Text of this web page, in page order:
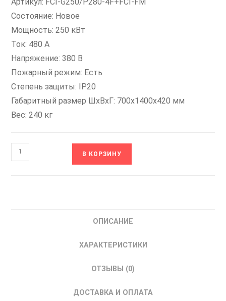
Состояние: Новое
Мощность: 250 кВт
Ток: 480 А
Напряжение: 380 В
Пожарный режим: Есть
Степень защиты: IP20
Габаритный размер ШхВхГ: 700x1400x420 мм
Вес: 240 кг
Количество
товара
В КОРЗИНУ
ОПИСАНИЕ
ХАРАКТЕРИСТИКИ
ОТЗЫВЫ (0)
ДОСТАВКА И ОПЛАТА